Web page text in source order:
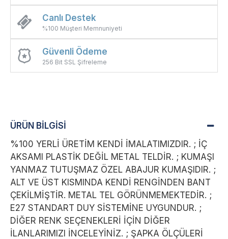
Canlı Destek
%100 Müşteri Memnuniyeti
Güvenli Ödeme
256 Bit SSL Şifreleme
ÜRÜN BİLGİSİ
%100 YERLİ ÜRETİM KENDİ İMALATIMIZDIR. ; İÇ
AKSAMI PLASTİK DEĞİL METAL TELDİR. ; KUMAŞI
YANMAZ TUTUŞMAZ ÖZEL ABAJUR KUMAŞIDIR. ;
ALT VE ÜST KISMINDA KENDİ RENGİNDEN BANT
ÇEKİLMİŞTİR. METAL TEL GÖRÜNMEMEKTEDİR. ;
E27 STANDART DUY SİSTEMİNE UYGUNDUR. ;
DİĞER RENK SEÇENEKLERİ İÇİN DİĞER
İLANLARIMIZI İNCELEYİNİZ. ; ŞAPKA ÖLÇÜLERİ